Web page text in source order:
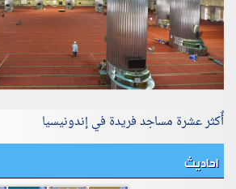
أٌكثر عشرة مساجد فريدة في إندونيسيا
احاديث